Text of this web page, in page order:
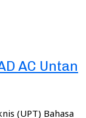
AC Untan
(UPT) Bahasa